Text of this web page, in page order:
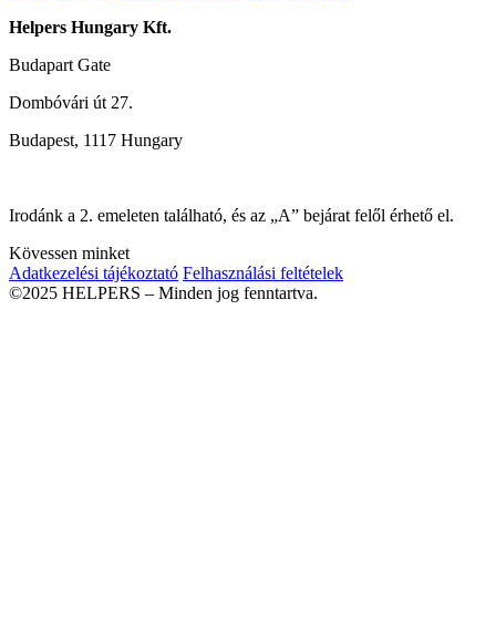
Helpers Hungary Kft.
Budapart Gate
Dombóvári út 27.
Budapest, 1117 Hungary
Irodánk a 2. emeleten található, és az „A” bejárat felől érhető el.
Kövessen minket
Adatkezelési tájékoztató Felhasználási feltételek
©2025 HELPERS – Minden jog fenntartva.